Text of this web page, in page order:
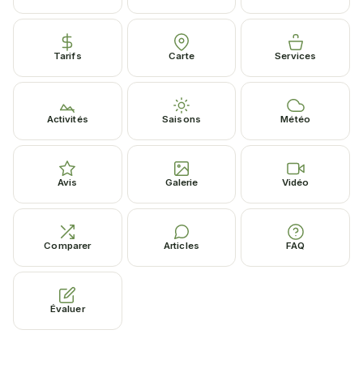
Tarifs Carte Services
Activités Saisons Météo
Avis Galerie Vidéo
Comparer Articles FAQ
Évaluer